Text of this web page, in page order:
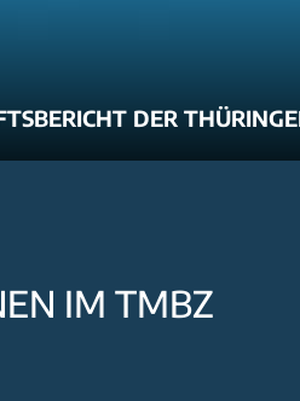
DER
IM TMBZ